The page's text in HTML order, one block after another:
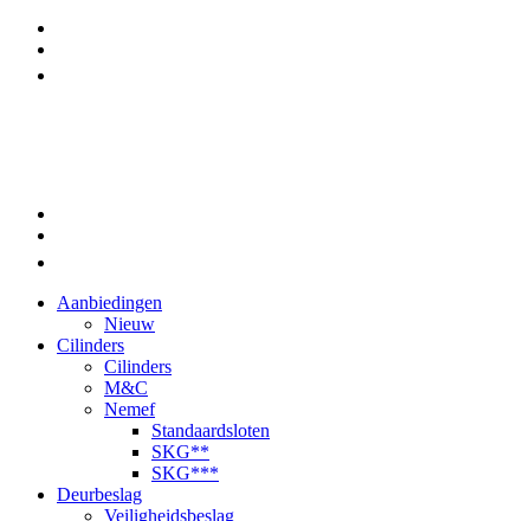
Aanbiedingen
Nieuw
Cilinders
Cilinders
M&C
Nemef
Standaardsloten
SKG**
SKG***
Deurbeslag
Veiligheidsbeslag